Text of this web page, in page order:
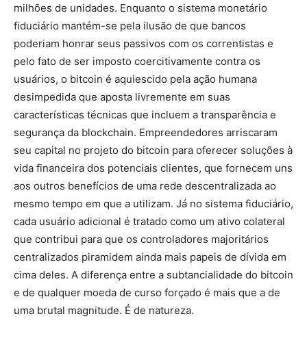
milhões de unidades. Enquanto o sistema monetário
fiduciário mantém-se pela ilusão de que bancos
poderiam honrar seus passivos com os correntistas e
pelo fato de ser imposto coercitivamente contra os
usuários, o bitcoin é aquiescido pela ação humana
desimpedida que aposta livremente em suas
características técnicas que incluem a transparência e
segurança da blockchain. Empreendedores arriscaram
seu capital no projeto do bitcoin para oferecer soluções à
vida financeira dos potenciais clientes, que fornecem uns
aos outros benefícios de uma rede descentralizada ao
mesmo tempo em que a utilizam. Já no sistema fiduciário,
cada usuário adicional é tratado como um ativo colateral
que contribui para que os controladores majoritários
centralizados piramidem ainda mais papeis de dívida em
cima deles. A diferença entre a subtancialidade do bitcoin
e de qualquer moeda de curso forçado é mais que a de
uma brutal magnitude. É de natureza.